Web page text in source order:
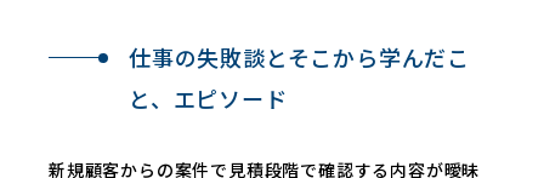
仕事の失敗談とそこから学んだこ
と、エピソード
新規顧客からの案件で見積段階で確認する内容が曖昧